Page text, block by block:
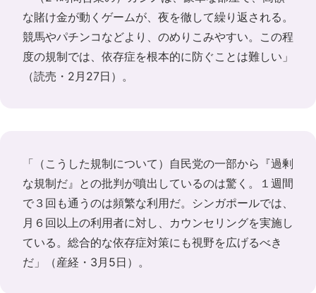
な賭け金が動くゲームが、夜を徹して繰り返される。
競馬やパチンコなどより、のめりこみやすい。この程
度の規制では、依存症を根本的に防ぐことは難しい」
（読売・2月27日）。
「（こうした規制について）自民党の一部から『過剰
な規制だ』との批判が噴出しているのは驚く。１週間
で３回も通うのは頻繁な利用だ。シンガポールでは、
月６回以上の利用者に対し、カウンセリングを実施し
ている。総合的な依存症対策にも視野を広げるべき
だ」（産経・3月5日）。